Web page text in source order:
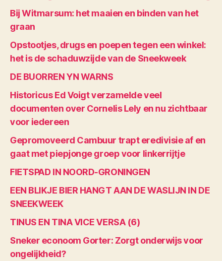
Bij Witmarsum: het maaien en binden van het
graan
Opstootjes, drugs en poepen tegen een winkel:
het is de schaduwzijde van de Sneekweek
DE BUORREN YN WARNS
Historicus Ed Voigt verzamelde veel
documenten over Cornelis Lely en nu zichtbaar
voor iedereen
Gepromoveerd Cambuur trapt eredivisie af en
gaat met piepjonge groep voor linkerrijtje
FIETSPAD IN NOORD-GRONINGEN
EEN BLIKJE BIER HANGT AAN DE WASLIJN IN DE
SNEEKWEEK
TINUS EN TINA VICE VERSA (6)
Sneker econoom Gorter: Zorgt onderwijs voor
ongelijkheid?